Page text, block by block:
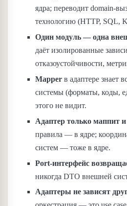
ядра; переводит domain-
технологию (HTTP, SQL,
Один модуль — одна
даёт изолированные
отказоустойчивости,
Mapper в адаптере знает
системы (форматы, коды,
этого не видит.
Адаптер только маппит
правила — в ядре;
систем — тоже в ядре.
Port-интерфейс
никогда DTO внешней
Адаптеры не зависят